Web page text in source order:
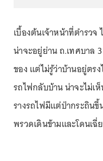
เบื้องต้นเจ้าหน้าที่ตำรว
น่าจะอยู่ย่าน ถ.เทศบาล
ของ แต่ไม่รู้ว่าบ้านอยู่ตร
รถไฟกลับบ้าน น่าจะไม่เ
รางรถไฟมีแต่ป่ากระถิน
พรวดเดินข้ามและโดนเฉี่